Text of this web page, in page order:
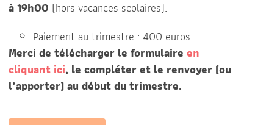
à 19h00 (hors vacances scolaires).
Paiement au trimestre : 400 euros
Merci de télécharger le formulaire en
cliquant ici, le compléter et le renvoyer (ou
l’apporter) au début du trimestre.